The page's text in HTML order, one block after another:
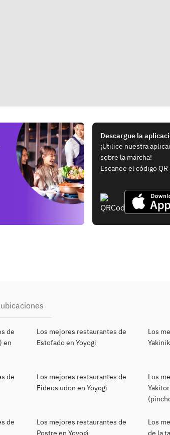
Descargue la
¡Utilice nuestra
sobre la marcha!
Escanee el código
de
en
Los mejores restaurantes de
Estofado en Yoyogi
Los
de
Los mejores restaurantes de
Fideos udon en Yoyogi
Los
de
Los mejores restaurantes de
Postre en Yoyogi
Los
de la